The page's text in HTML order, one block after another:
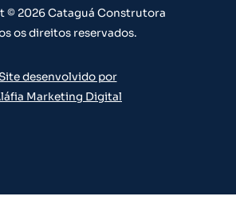
m t
© 2026 Cataguá Construtora
os direitos reservados.
desenvolvido por
Marketing Digital